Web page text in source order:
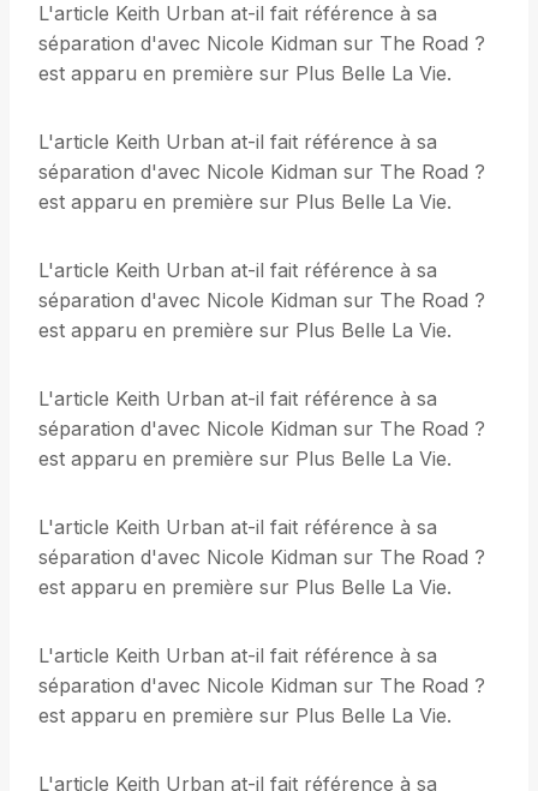
L'article Keith Urban at-il fait référence à sa
séparation d'avec Nicole Kidman sur The Road ?
est apparu en première sur Plus Belle La Vie.
L'article Keith Urban at-il fait référence à sa
séparation d'avec Nicole Kidman sur The Road ?
est apparu en première sur Plus Belle La Vie.
L'article Keith Urban at-il fait référence à sa
séparation d'avec Nicole Kidman sur The Road ?
est apparu en première sur Plus Belle La Vie.
L'article Keith Urban at-il fait référence à sa
séparation d'avec Nicole Kidman sur The Road ?
est apparu en première sur Plus Belle La Vie.
L'article Keith Urban at-il fait référence à sa
séparation d'avec Nicole Kidman sur The Road ?
est apparu en première sur Plus Belle La Vie.
L'article Keith Urban at-il fait référence à sa
séparation d'avec Nicole Kidman sur The Road ?
est apparu en première sur Plus Belle La Vie.
L'article Keith Urban at-il fait référence à sa